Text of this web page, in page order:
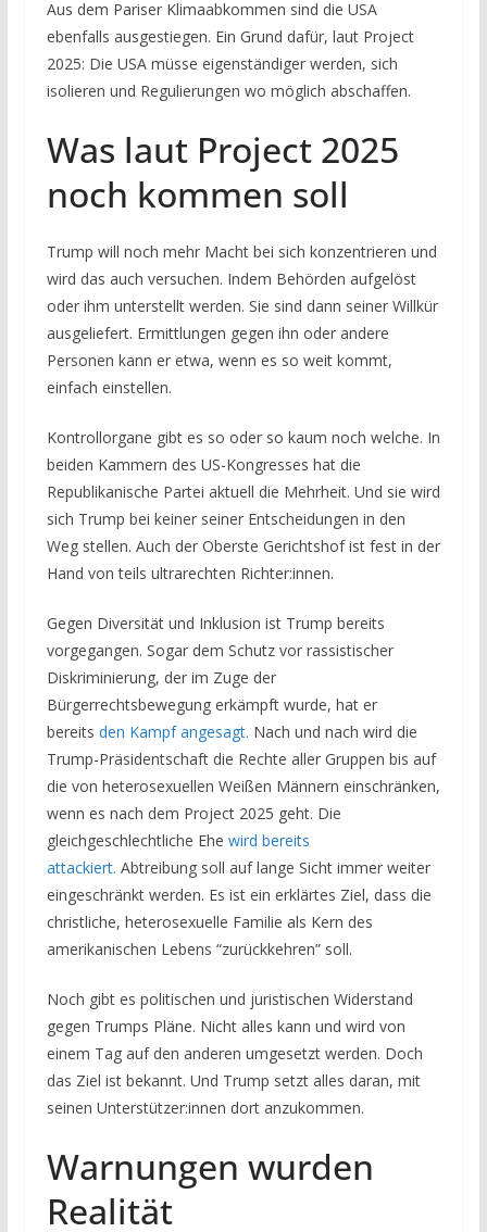
Aus dem Pariser Klimaabkommen sind die USA
ebenfalls ausgestiegen. Ein Grund dafür, laut Project
2025: Die USA müsse eigenständiger werden, sich
isolieren und Regulierungen wo möglich abschaffen.
Was laut Project 2025
noch kommen soll
Trump will noch mehr Macht bei sich konzentrieren und
wird das auch versuchen. Indem Behörden aufgelöst
oder ihm unterstellt werden. Sie sind dann seiner Willkür
ausgeliefert. Ermittlungen gegen ihn oder andere
Personen kann er etwa, wenn es so weit kommt,
einfach einstellen.
Kontrollorgane gibt es so oder so kaum noch welche. In
beiden Kammern des US-Kongresses hat die
Republikanische Partei aktuell die Mehrheit. Und sie wird
sich Trump bei keiner seiner Entscheidungen in den
Weg stellen. Auch der Oberste Gerichtshof ist fest in der
Hand von teils ultrarechten Richter:innen.
Gegen Diversität und Inklusion ist Trump bereits
vorgegangen. Sogar dem Schutz vor rassistischer
Diskriminierung, der im Zuge der
Bürgerrechtsbewegung erkämpft wurde, hat er
bereits den Kampf angesagt. Nach und nach wird die
Trump-Präsidentschaft die Rechte aller Gruppen bis auf
die von heterosexuellen Weißen Männern einschränken,
wenn es nach dem Project 2025 geht. Die
gleichgeschlechtliche Ehe wird bereits
attackiert. Abtreibung soll auf lange Sicht immer weiter
eingeschränkt werden. Es ist ein erklärtes Ziel, dass die
christliche, heterosexuelle Familie als Kern des
amerikanischen Lebens “zurückkehren” soll.
Noch gibt es politischen und juristischen Widerstand
gegen Trumps Pläne. Nicht alles kann und wird von
einem Tag auf den anderen umgesetzt werden. Doch
das Ziel ist bekannt. Und Trump setzt alles daran, mit
seinen Unterstützer:innen dort anzukommen.
Warnungen wurden
Realität